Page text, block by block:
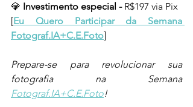
💎 Investimento especial - R$197 via Pix
[Eu Quero Participar da Semana
Fotograf.IA+C.E.Foto]
Prepare-se para revolucionar sua
fotografia na Semana
Fotograf.IA+C.E.Foto!